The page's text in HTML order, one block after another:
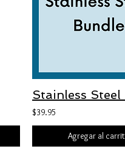
$39.95
Agregar al